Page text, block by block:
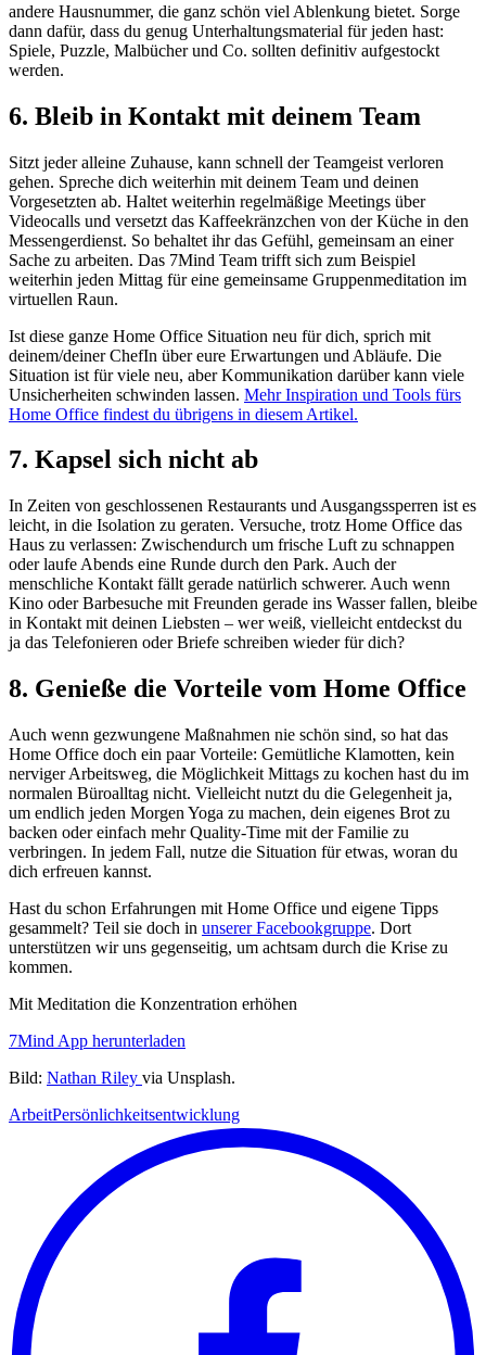
andere Hausnummer, die ganz schön viel Ablenkung bietet. Sorge
dann dafür, dass du genug Unterhaltungsmaterial für jeden hast:
Spiele, Puzzle, Malbücher und Co. sollten definitiv aufgestockt
werden.
6. Bleib in Kontakt mit deinem Team
Sitzt jeder alleine Zuhause, kann schnell der Teamgeist verloren
gehen. Spreche dich weiterhin mit deinem Team und deinen
Vorgesetzten ab. Haltet weiterhin regelmäßige Meetings über
Videocalls und versetzt das Kaffeekränzchen von der Küche in den
Messengerdienst. So behaltet ihr das Gefühl, gemeinsam an einer
Sache zu arbeiten. Das 7Mind Team trifft sich zum Beispiel
weiterhin jeden Mittag für eine gemeinsame Gruppenmeditation im
virtuellen Raun.
Ist diese ganze Home Office Situation neu für dich, sprich mit
deinem/deiner ChefIn über eure Erwartungen und Abläufe. Die
Situation ist für viele neu, aber Kommunikation darüber kann viele
Unsicherheiten schwinden lassen. Mehr Inspiration und Tools fürs
Home Office findest du übrigens in diesem Artikel.
7. Kapsel sich nicht ab
In Zeiten von geschlossenen Restaurants und Ausgangssperren ist es
leicht, in die Isolation zu geraten. Versuche, trotz Home Office das
Haus zu verlassen: Zwischendurch um frische Luft zu schnappen
oder laufe Abends eine Runde durch den Park. Auch der
menschliche Kontakt fällt gerade natürlich schwerer. Auch wenn
Kino oder Barbesuche mit Freunden gerade ins Wasser fallen, bleibe
in Kontakt mit deinen Liebsten – wer weiß, vielleicht entdeckst du
ja das Telefonieren oder Briefe schreiben wieder für dich?
8. Genieße die Vorteile vom Home Office
Auch wenn gezwungene Maßnahmen nie schön sind, so hat das
Home Office doch ein paar Vorteile: Gemütliche Klamotten, kein
nerviger Arbeitsweg, die Möglichkeit Mittags zu kochen hast du im
normalen Büroalltag nicht. Vielleicht nutzt du die Gelegenheit ja,
um endlich jeden Morgen Yoga zu machen, dein eigenes Brot zu
backen oder einfach mehr Quality-Time mit der Familie zu
verbringen. In jedem Fall, nutze die Situation für etwas, woran du
dich erfreuen kannst.
Hast du schon Erfahrungen mit Home Office und eigene Tipps
gesammelt? Teil sie doch in unserer Facebookgruppe. Dort
unterstützen wir uns gegenseitig, um achtsam durch die Krise zu
kommen.
Mit Meditation die Konzentration erhöhen
7Mind App herunterladen
Bild: Nathan Riley via Unsplash.
ArbeitPersönlichkeitsentwicklung